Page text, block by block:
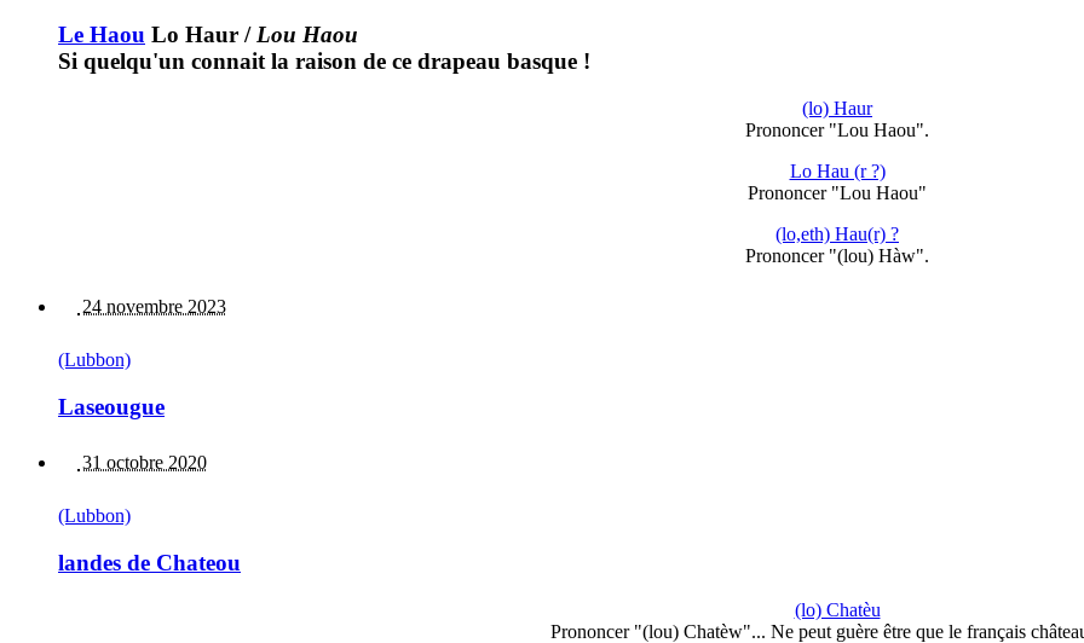
Le Haou Lo Haur /Lou Haou
Si quelqu'un connait la raison de ce drapeau basque !
(lo) Haur
Prononcer "Lou Haou".
Lo Hau (r ?)
Prononcer "Lou Haou"
(lo,eth) Hau(r) ?
Prononcer "(lou) Hàw".
24 novembre 2023
(Lubbon)
Laseougue
31 octobre 2020
(Lubbon)
landes de Chateou
(lo) Chatèu
Prononcer "(lou) Chatèw"... Ne peut guère être que le français